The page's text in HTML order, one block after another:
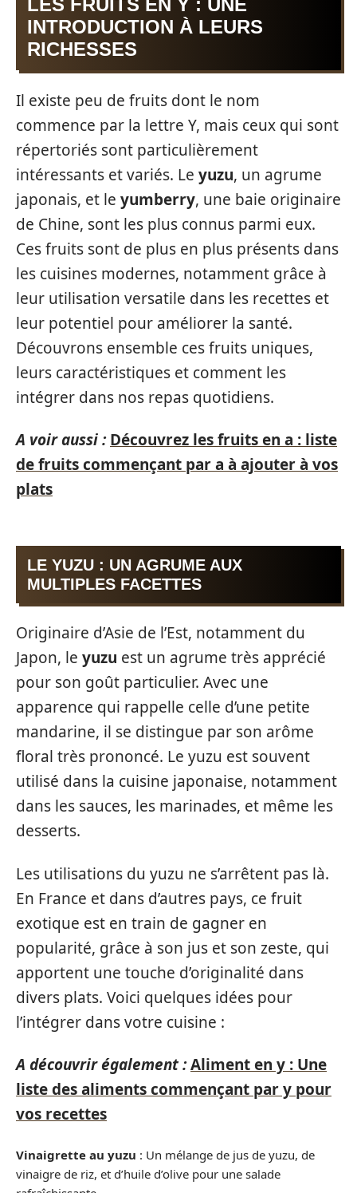
LES FRUITS EN Y : UNE
INTRODUCTION À LEURS
RICHESSES
Il existe peu de fruits dont le nom
commence par la lettre Y, mais ceux qui sont
répertoriés sont particulièrement
intéressants et variés. Le yuzu, un agrume
japonais, et le yumberry, une baie originaire
de Chine, sont les plus connus parmi eux.
Ces fruits sont de plus en plus présents dans
les cuisines modernes, notamment grâce à
leur utilisation versatile dans les recettes et
leur potentiel pour améliorer la santé.
Découvrons ensemble ces fruits uniques,
leurs caractéristiques et comment les
intégrer dans nos repas quotidiens.
A voir aussi : Découvrez les fruits en a : liste
de fruits commençant par a à ajouter à vos
plats
LE YUZU : UN AGRUME AUX
MULTIPLES FACETTES
Originaire d’Asie de l’Est, notamment du
Japon, le yuzu est un agrume très apprécié
pour son goût particulier. Avec une
apparence qui rappelle celle d’une petite
mandarine, il se distingue par son arôme
floral très prononcé. Le yuzu est souvent
utilisé dans la cuisine japonaise, notamment
dans les sauces, les marinades, et même les
desserts.
Les utilisations du yuzu ne s’arrêtent pas là.
En France et dans d’autres pays, ce fruit
exotique est en train de gagner en
popularité, grâce à son jus et son zeste, qui
apportent une touche d’originalité dans
divers plats. Voici quelques idées pour
l’intégrer dans votre cuisine :
A découvrir également :Aliment en y : Une
liste des aliments commençant par y pour
vos recettes
Vinaigrette au yuzu : Un mélange de jus de yuzu, de
vinaigre de riz, et d’huile d’olive pour une salade